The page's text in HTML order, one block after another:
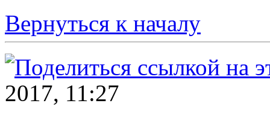
Вернуться к началу
2017, 11:27